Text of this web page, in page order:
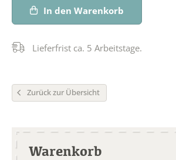
In den Warenkorb
Lieferfrist ca. 5 Arbeitstage.
Zurück zur Übersicht
Warenkorb